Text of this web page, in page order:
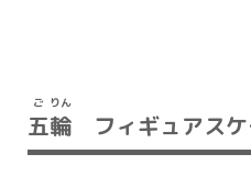
五
ご
輪
りん
フィギュアス